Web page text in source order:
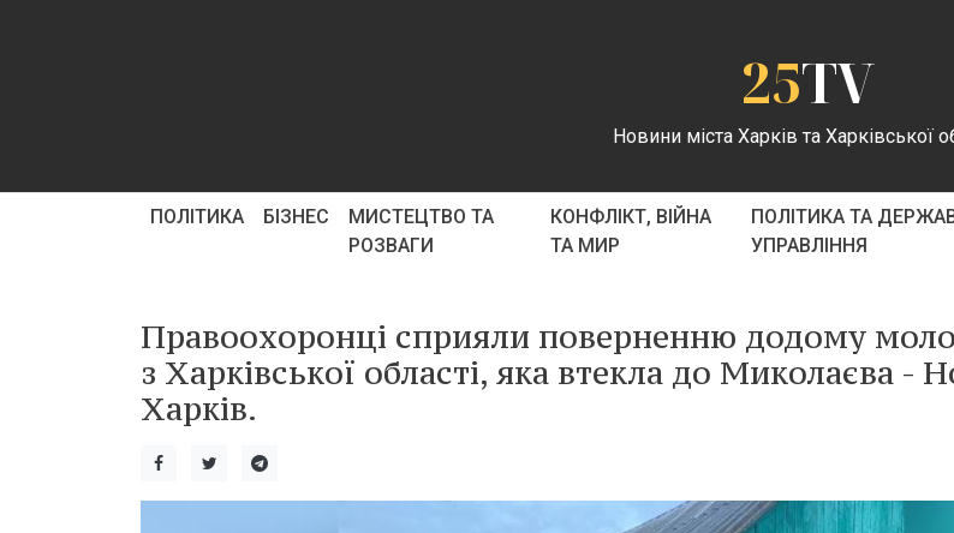
25TV
Новини міста Харків та Харківської
ПОЛІТИКА БІЗНЕС
МИСТЕЦТВО ТА
РОЗВАГИ
КОНФЛІКТ, ВІЙНА
ТА МИР
ПОЛІТИКА ТА
УПРАВЛІННЯ
Правоохоронці сприяли поверненню додому
з Харківської області, яка втекла до Миколаєва -
Харків.